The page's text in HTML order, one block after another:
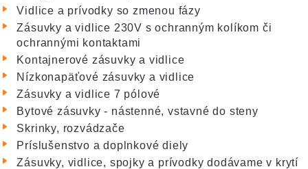
Vidlice a prívodky so zmenou fázy
Zásuvky a vidlice 230V s ochranným kolíkom či
ochrannými kontaktami
Kontajnerové zásuvky a vidlice
Nízkonapäťové zásuvky a vidlice
Zásuvky a vidlice 7 pólové
Bytové zásuvky - nástenné, vstavné do steny
Skrinky, rozvádzače
Príslušenstvo a doplnkové diely
Zásuvky, vidlice, spojky a prívodky dodávame v krytí